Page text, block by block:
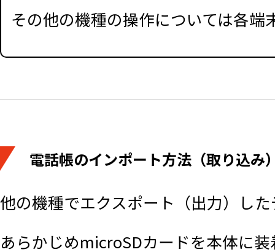
その他の機種の操作については各
電話帳のインポート方法（取り込み
他の機種でエクスポート（出力）し
あらかじめmicroSDカードを本体に